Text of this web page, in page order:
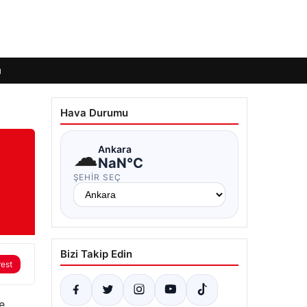
Hava Durumu
☁Ankara
NaN°C
ŞEHIR SEÇ
Bizi Takip Edin